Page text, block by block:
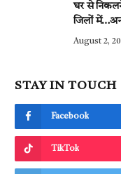
घर से
जिलों
August 2,
STAY IN TOUCH
Facebook
TikTok